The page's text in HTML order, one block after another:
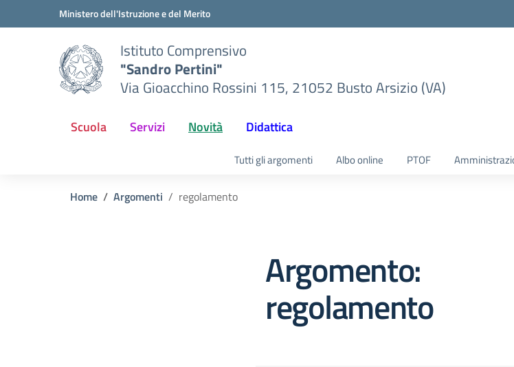
Vai ai contenuti
Vai al menu di navigazioneMinistero dell'Istruzione e del Merito
Istituto Comprensivo
"Sandro Pertini"
Via Gioacchino Rossini 115, 21052 Busto Arsizio (VA)
Scuola Servizi Novità Didattica
Tutti gli argomenti Albo online PTOF
Home Argomenti regolamento
Argomento:
regolamento